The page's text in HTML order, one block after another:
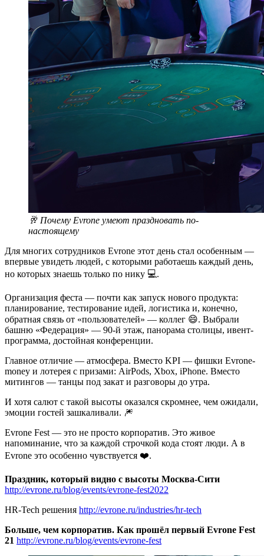
🥂 Почему Evrone умеют праздновать по-
настоящему
Для многих сотрудников Evrone этот день стал особенным —
впервые увидеть людей, с которыми работаешь каждый день,
но которых знаешь только по нику 💻.
Организация феста — почти как запуск нового продукта:
планирование, тестирование идей, логистика и, конечно,
обратная связь от «пользователей» — коллег 😄. Выбрали
башню «Федерация» — 90-й этаж, панорама столицы, ивент-
программа, достойная конференции.
Главное отличие — атмосфера. Вместо KPI — фишки Evrone-
money и лотерея с призами: AirPods, Xbox, iPhone. Вместо
митингов — танцы под закат и разговоры до утра.
И хотя салют с такой высоты оказался скромнее, чем ожидали,
эмоции гостей зашкаливали. 🎆
Evrone Fest — это не просто корпоратив. Это живое
напоминание, что за каждой строчкой кода стоят люди. А в
Evrone это особенно чувствуется ❤️.
Праздник, который видно с высоты Москва-Сити
http://evrone.ru/blog/events/evrone-fest2022
HR-Tech решения http://evrone.ru/industries/hr-tech
Больше, чем корпоратив. Как прошёл первый Evrone Fest
21 http://evrone.ru/blog/events/evrone-fest